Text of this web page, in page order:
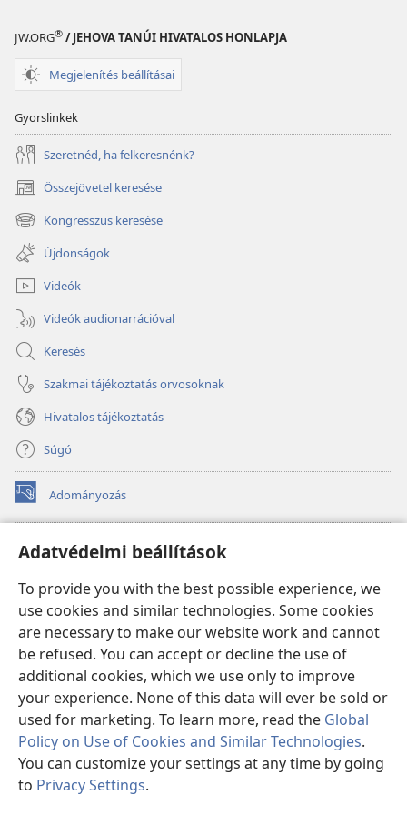
Adatvédelmi beállítások
To provide you with the best possible experience, we
use cookies and similar technologies. Some cookies
are necessary to make our website work and cannot
be refused. You can accept or decline the use of
additional cookies, which we use only to improve
your experience. None of this data will ever be sold or
used for marketing. To learn more, read the Global
Policy on Use of Cookies and Similar Technologies.
You can customize your settings at any time by going
to Privacy Settings.
JW.ORG® / JEHOVA TANÚI HIVATALOS HONLAPJA
Megjelenítés beállításai
Gyorslinkek
Szeretnéd, ha felkeresnénk?
Összejövetel keresése
(opens
new
window)
Kongresszus keresése
(opens
new
window)
Újdonságok
Videók
Videók audionarrációval
Keresés
Szakmai tájékoztatás orvosoknak
Hivatalos tájékoztatás
Súgó
Adományozás
(opens
new
Őrtorony ONLINE KÖNYVTÁR
(opens
window)JW Hub
(opens
new
window)JW Library
Watchtower Library
Copyright© 2026 Watch Tower Bible and Tract Society of Pennsylvania.
FELHASZNÁLÁSI FELTÉTELEK
ADATVÉDELMI BEÁLLÍTÁSOK